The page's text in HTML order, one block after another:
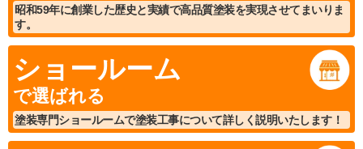
昭和59年に創業した歴史と実績で高品質塗装を実現させてまいりま
す。
ショールーム
で選ばれる
塗装専門ショールームで塗装工事について詳しく説明いたします！